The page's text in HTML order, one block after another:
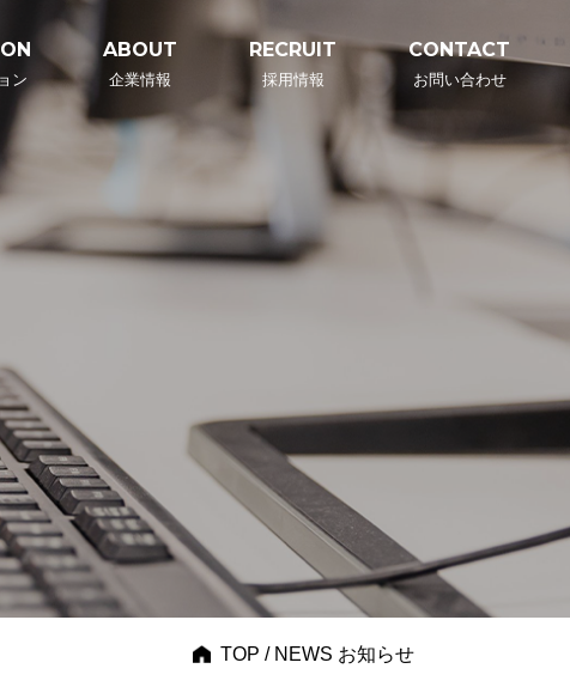
ン
ABOUT
企業情報
RECRUIT
採用情報
CONTACT
お問い合わせ
TOP / NEWS お知らせ